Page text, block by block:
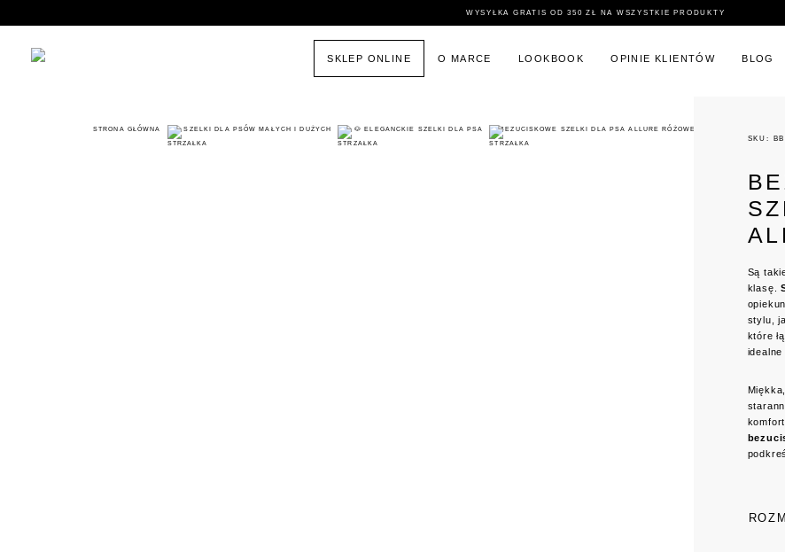
WYSYŁKA GRATIS OD 350 ZŁ NA WSZYSTKIE PRODUKTY
SKLEP ONLINE O MARCE LOOKBOOK OPINIE KLIENTÓW BLOG
STRONA GŁÓWNA SZELKI DLA PSÓW MAŁYCH I DUŻYCH 🐶 ELEGANCKIE SZELKI DLA PSA BEZUCISKOWE SZELKI DLA PSA ALLURE RÓŻOWE
SKU:
Są
klasę.
stylu,
które